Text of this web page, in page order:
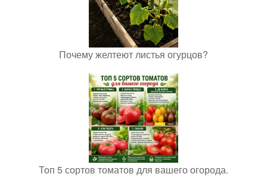
Почему желтеют листья огурцов?
Топ 5 сортов томатов для вашего огорода.